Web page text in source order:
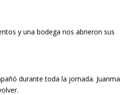
y una bodega nos abrieron sus
durante toda la jornada. Juanma